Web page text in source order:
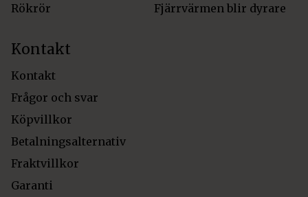
Rökrör
Fjärrvärmen blir dyrare
Kontakt
Kontakt
Frågor och svar
Köpvillkor
Betalningsalternativ
Fraktvillkor
Garanti